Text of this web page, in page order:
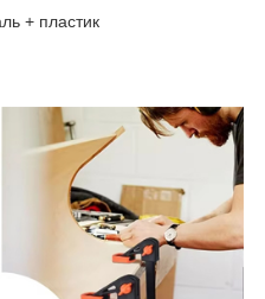
+ пластик